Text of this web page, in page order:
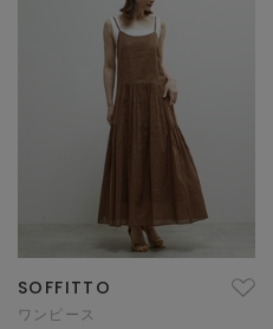
SOFFITTO
ワンピース